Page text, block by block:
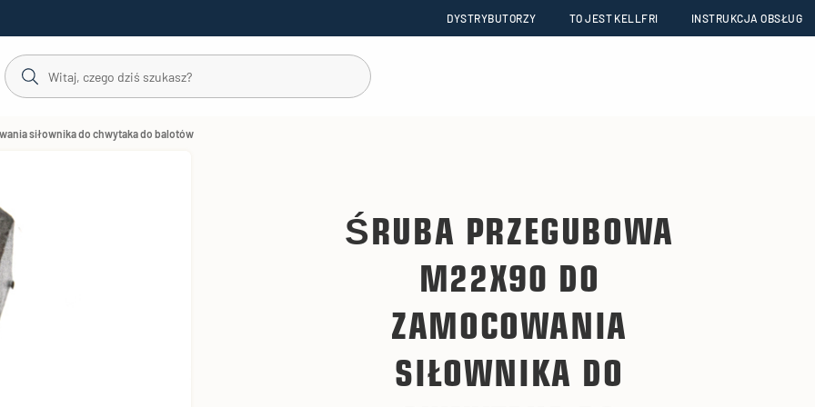
DYSTRYBUTORZY TO JEST KELLFRI INSTRUKCJA OBSŁUG
siłownika do chwytaka do balotów
ŚRUBA PRZEGUBOWA
M22X90 DO
ZAMOCOWANIA
SIŁOWNIKA DO